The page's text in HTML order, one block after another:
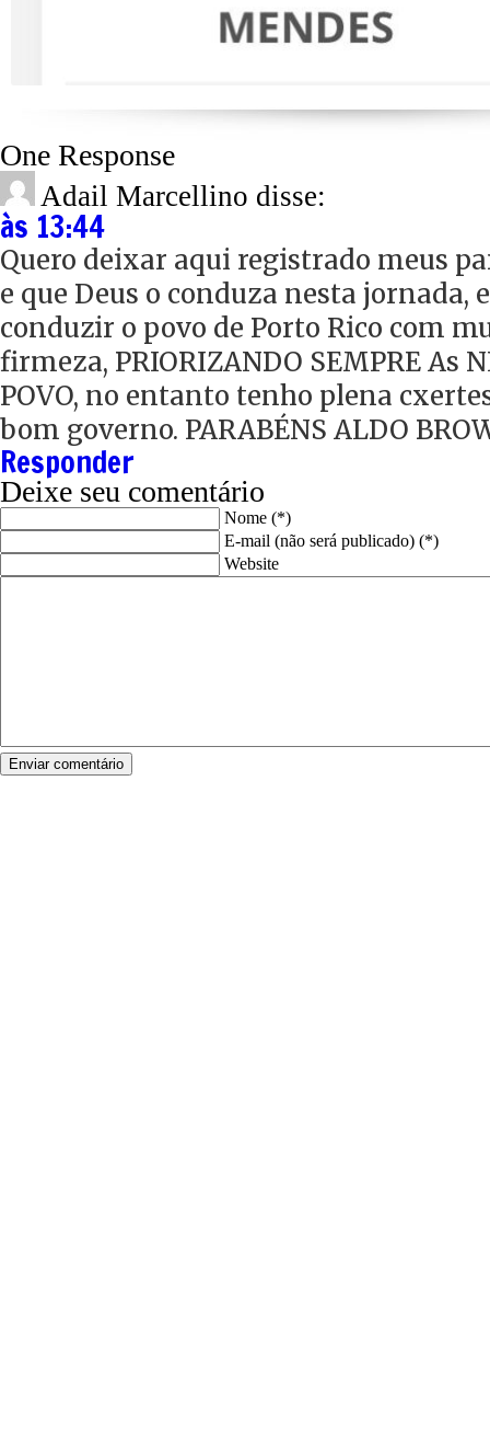
One Response
Adail Marcellino disse:
às 13:44
Quero deixar aqui registrado meus
e que Deus o conduza nesta jornada,
conduzir o povo de Porto Rico com
firmeza, PRIORIZANDO SEMPRE As
POVO, no entanto tenho plena
bom governo. PARABÉNS ALDO
Responder
Deixe seu comentário
Nome (*)
E-mail (não será publicado) (*)
Website